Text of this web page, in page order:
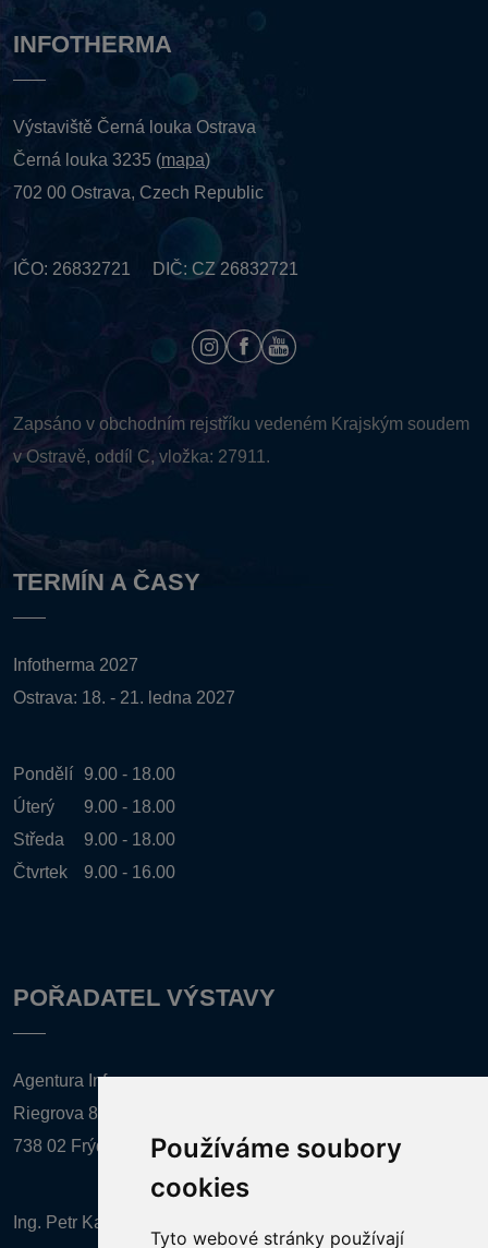
Používáme soubory
cookies
Tyto webové stránky používají
INFOTHERMA
Výstaviště Černá louka Ostrava
Černá louka 3235 (mapa)
702 00 Ostrava, Czech Republic
IČO: 26832721 DIČ: CZ 26832721
Zapsáno v obchodním rejstříku vedeném Krajským soudem
v Ostravě, oddíl C, vložka: 27911.
TERMÍN A ČASY
Infotherma 2027
Ostrava: 18. - 21. ledna 2027
Pondělí
9.00 - 18.00
Úterý
9.00 - 18.00
Středa
9.00 - 18.00
Čtvrtek
9.00 - 16.00
POŘADATEL VÝSTAVY
Agentura Inforpres, s.r.o.
Riegrova 857
738 02 Frýdek-Místek
Ing. Petr Kalenda,